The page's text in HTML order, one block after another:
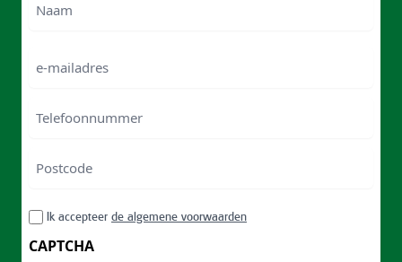
mailadres
/
Postal
RGPDIk accepteer de algemene voorwaarden
CAPTCHA